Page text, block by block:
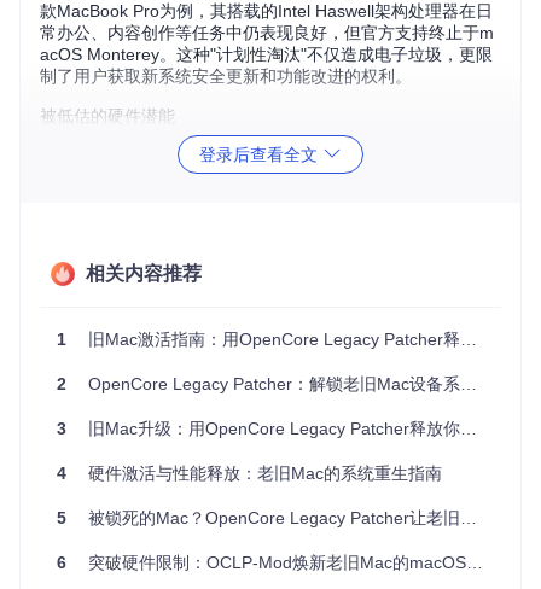
款MacBook Pro为例，其搭载的Intel Haswell架构处理器在日
常办公、内容创作等任务中仍表现良好，但官方支持终止于m
acOS Monterey。这种"计划性淘汰"不仅造成电子垃圾，更限
制了用户获取新系统安全更新和功能改进的权利。
被低估的硬件潜能
深入分析被淘汰设备的硬件配置，我们发现其实际性能往往被
图形接口
内存和存储升级潜力未被充分利用
技术原理：兼容性破解的三大突破点
技术突破点1：SMBIOS身份伪装技术
OpenCore Legacy Patcher的核心技术之一是系统管理BIOS
cOS识别为受支持的型号。
登录后查看全文
相关内容推荐
1 旧Mac激活指南：用OpenCore Legacy Patcher释放硬件潜力
2 OpenCore Legacy Patcher：解锁老旧Mac设备系统升级潜力的开源工具
3 旧Mac升级：用OpenCore Legacy Patcher释放你的Mac硬件潜力
4 硬件激活与性能释放：老旧Mac的系统重生指南
5 被锁死的Mac？OpenCore Legacy Patcher让老旧设备重获新生
6 突破硬件限制：OCLP-Mod焕新老旧Mac的macOS兼容性扩展方案